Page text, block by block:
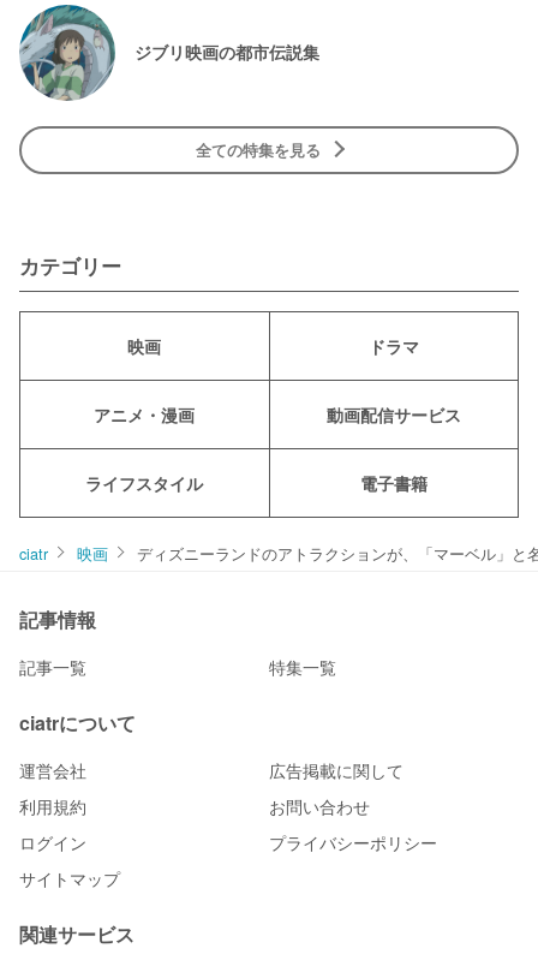
ジブリ映画の都市伝説集
全ての特集を見る
カテゴリー
映画 ドラマ
アニメ・漫画 動画配信サービス
ライフスタイル 電子書籍
ciatr 映画 ディズニーランドのアトラクションが、「マーベル」と
記事情報
記事一覧 特集一覧
ciatrについて
運営会社
広告掲載に関して
利用規約
お問い合わせ
ログイン
プライバシーポリシー
サイトマップ
関連サービス